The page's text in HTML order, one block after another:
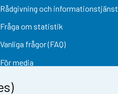
Rådgivning och informationstjänst
Fråga om statistik
Vanliga frågor (FAQ)
För media